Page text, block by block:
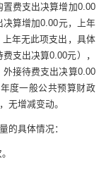
置费支出决算增加0.00
决算增加0.00元，上年
上年无此项支出，具体
费支出决算0.00元），
外接待费支出决算0.00
年度一般公共预算财政
无增减变动。
的具体情况：